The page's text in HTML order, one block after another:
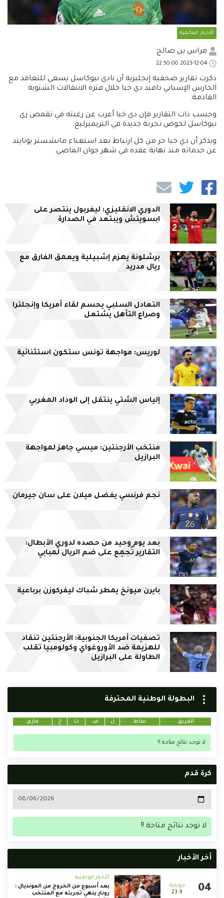
الأخبار العالمية
فراس بن صالح
ذكرت تقارير صحفية إنجليزية أن نادي نيوكاسل يسعى للتعاقد مع
الحارس الإسباني دافيد دي خيا خلال فترة الانتقالات الشتوية
القادمة.
وحسب ذات التقارير فإن دي خيا أعرب عن رغبته في تقمص زي
نيوكاسل لخوض تجربة جديدة في البريميرليغ.
ويذكر أن دي خيا حر من كل ارتباط بعد استغناء مانشستر يونايتد
عن خدماته منذ نهاية عقده في شهر جوان الماضي.
الدوري الانقليزي: ليفربول ينتصر على
ابسويتش ويبتعد في الصدارة
برشلونة يهزم إشبيلية ويعمق الفارق مع
ريال مدريد
التعادل السلبي يحسم لقاء أمريكا وإنجلترا
وصراع التأهل يشتعل
لوريس: مواجهة تونس ستكون استثنائية
إلياس الشتي ينتقل إلى الوداد المغربي
منتخب الأرجنتين: ميسي جاهز لمواجهة
البرازيل
نجم فرنسي يفضل ميلان على سان جيرمان
بعد يوم وحيد من حصده لدوري الأبطال:
التقارير تُجمِع على ضم الريال لمبابي
بايرن ميونخ يمطر شباك ليفركوزن برباعية
تصفيات أمريكا الجنوبية: الأرجنتين تنقاد
للهزيمة ضد الأوروغواي وكولومبيا تقلب
الطاولة على البرازيل
البطولة الوطنية المحترفة
الفريق نقاط ل ف ت خ فارق
لا توجد نتائج متاحة !!
كرة قدم
لا توجد نتائج متاحة !!
أخر الأخبار
23:9
الأخبار الوطنية
بعد أسبوع من الخروج من المونديال :
رونار ينهي تجربته مع المنتخب